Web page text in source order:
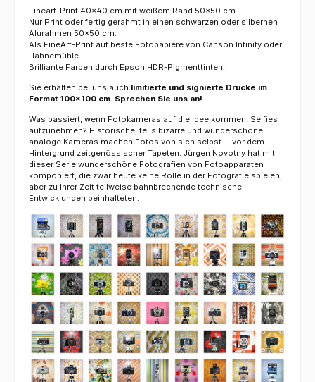
Fineart-Print 40x40 cm mit weißem Rand 50x50 cm.
Nur Print oder fertig gerahmt in einen schwarzen oder silbernen
Alurahmen 50x50 cm.
Als FineArt-Print auf beste Fotopapiere von Canson Infinity oder
Hahnemühle.
Brilliante Farben durch Epson HDR-Pigmenttinten.
Sie erhalten bei uns auch limitierte und signierte Drucke im
Format 100x100 cm. Sprechen Sie uns an!
Was passiert, wenn Fotokameras auf die Idee kommen, Selfies
aufzunehmen? Historische, teils bizarre und wunderschöne
analoge Kameras machen Fotos von sich selbst ... vor dem
Hintergrund zeitgenössischer Tapeten. Jürgen Novotny hat mit
dieser Serie wunderschöne Fotografien von Fotoapparaten
komponiert, die zwar heute keine Rolle in der Fotografie spielen,
aber zu Ihrer Zeit teilweise bahnbrechende technische
Entwicklungen beinhalteten.